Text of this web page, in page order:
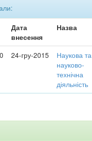
Дата
внесення
Назва
24-гру-2015
Наукова та
науково-
технічна
діяльність